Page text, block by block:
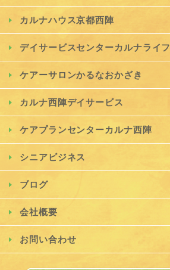
カルナハウス京都西陣
デイサービスセンターカルナライフ
ケアーサロンかるなおかざき
カルナ西陣デイサービス
ケアプランセンターカルナ西陣
シニアビジネス
ブログ
会社概要
お問い合わせ